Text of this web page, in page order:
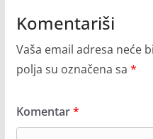
Komentariši
Vaša email adresa neće
polja su označena sa *
Komentar*